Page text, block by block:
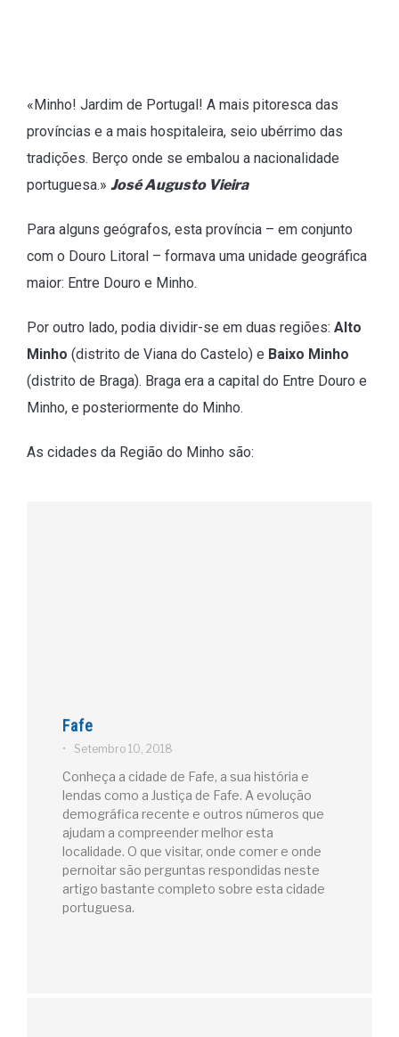
«Minho! Jardim de Portugal! A mais pitoresca das
províncias e a mais hospitaleira, seio ubérrimo das
tradições. Berço onde se embalou a nacionalidade
portuguesa.» José Augusto Vieira
Para alguns geógrafos, esta província – em conjunto
com o Douro Litoral – formava uma unidade geográfica
maior: Entre Douro e Minho.
Por outro lado, podia dividir-se em duas regiões: Alto
Minho (distrito de Viana do Castelo) e Baixo Minho
(distrito de Braga). Braga era a capital do Entre Douro e
Minho, e posteriormente do Minho.
As cidades da Região do Minho são:
Fafe
• Setembro 10, 2018
Conheça a cidade de Fafe, a sua história e
lendas como a Justiça de Fafe. A evolução
demográfica recente e outros números que
ajudam a compreender melhor esta
localidade. O que visitar, onde comer e onde
pernoitar são perguntas respondidas neste
artigo bastante completo sobre esta cidade
portuguesa.